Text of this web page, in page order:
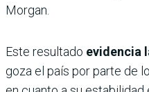
Morgan.
Este resultado evidencia
goza el país por parte de